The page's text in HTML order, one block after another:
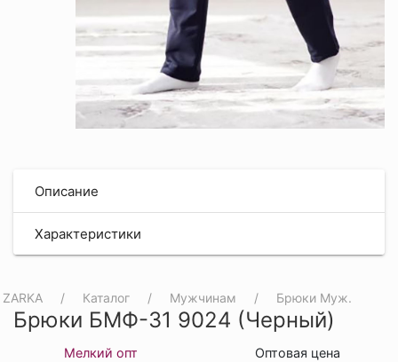
Описание
Характеристики
ZARKA Каталог Мужчинам Брюки Муж.
Брюки БМФ-31 9024 (Черный)
Мелкий опт Оптовая цена